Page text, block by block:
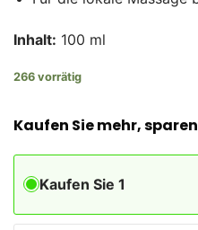
Inhalt: 100 ml
266 vorrätig
Kaufen Sie mehr,
Kaufen Sie 1